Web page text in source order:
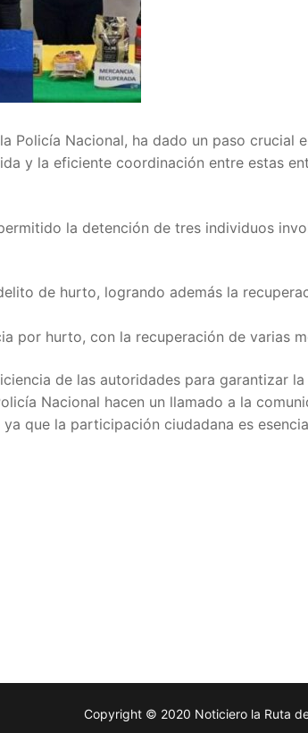
Policía Nacional, ha dado un paso crucial
y la eficiente coordinación entre estas
la detención de tres individuos
de hurto, logrando además la
por hurto, con la recuperación de varias
de las autoridades para garantizar
Nacional hacen un llamado a la
que la participación ciudadana es
Copyright © 2020 Noticiero la Ruta